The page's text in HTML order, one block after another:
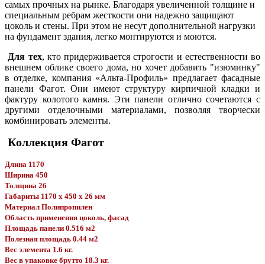
самых прочных на рынке. Благодаря увеличенной толщине и
специальным ребрам жесткости они надежно защищают
цоколь и стены. При этом не несут дополнительной нагрузки
на фундамент здания, легко монтируются и моются.
Для тех, кто придерживается строгости и естественности во
внешнем облике своего дома, но хочет добавить "изюминку"
в отделке, компания «Альта-Профиль» предлагает фасадные
панели Фагот. Они имеют структуру кирпичной кладки и
фактуру колотого камня. Эти панели отлично сочетаются с
другими отделочными материалами, позволяя творчески
комбинировать элементы.
Коллекция Фагот
Длина 1170
Ширина 450
Толщина 26
Габариты 1170 x 450 x 26 мм
Материал Полипропилен
Область применения цоколь, фасад
Площадь панели 0.516 м2
Полезная площадь 0.44 м2
Вес элемента 1.6 кг.
Вес в упаковке брутто 18.3 кг.